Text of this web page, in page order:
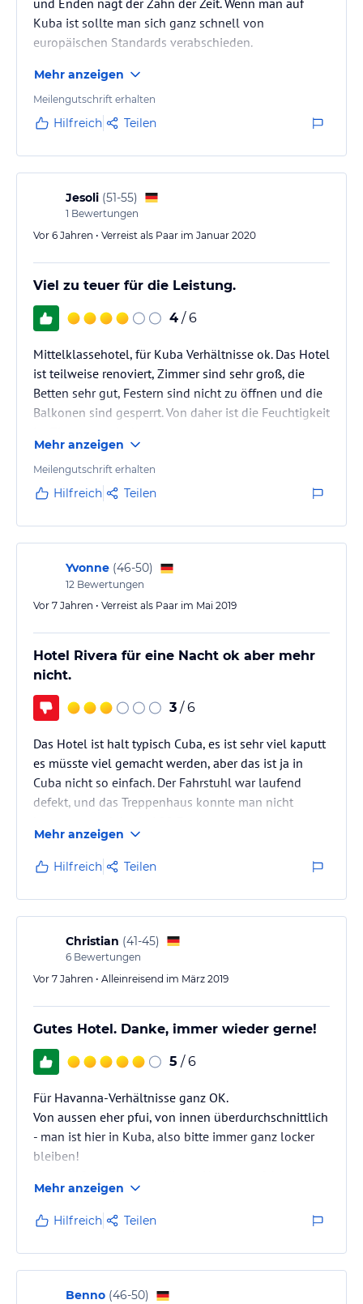
Kuba ist sollte man sich ganz schnell von
europäischen Standards verabschieden.
Mehr anzeigen
Meilengutschrift erhalten
Hilfreich Teilen
Jesoli (51-55)
1 Bewertungen
Vor 6 Jahren • Verreist als Paar im Januar 2020
Viel zu teuer für die Leistung.
4 / 6
Mittelklassehotel, für Kuba Verhältnisse ok. Das Hotel
ist teilweise renoviert, Zimmer sind sehr groß, die
Betten sehr gut, Festern sind nicht zu öffnen und die
Balkonen sind gesperrt. Von daher ist die Feuchtigkeit
Mehr anzeigen
Meilengutschrift erhalten
Hilfreich Teilen
Yvonne (46-50)
12 Bewertungen
Vor 7 Jahren • Verreist als Paar im Mai 2019
Hotel Rivera für eine Nacht ok aber mehr
nicht.
3 / 6
Das Hotel ist halt typisch Cuba, es ist sehr viel kaputt
es müsste viel gemacht werden, aber das ist ja in
Cuba nicht so einfach. Der Fahrstuhl war laufend
defekt, und das Treppenhaus konnte man nicht
Mehr anzeigen
Hilfreich Teilen
Christian (41-45)
6 Bewertungen
Vor 7 Jahren • Alleinreisend im März 2019
Gutes Hotel. Danke, immer wieder gerne!
5 / 6
Für Havanna-Verhältnisse ganz OK.
Von aussen eher pfui, von innen überdurchschnittlich
- man ist hier in Kuba, also bitte immer ganz locker
bleiben!
eindeutig.
Mehr anzeigen
Hilfreich Teilen
Benno (46-50)